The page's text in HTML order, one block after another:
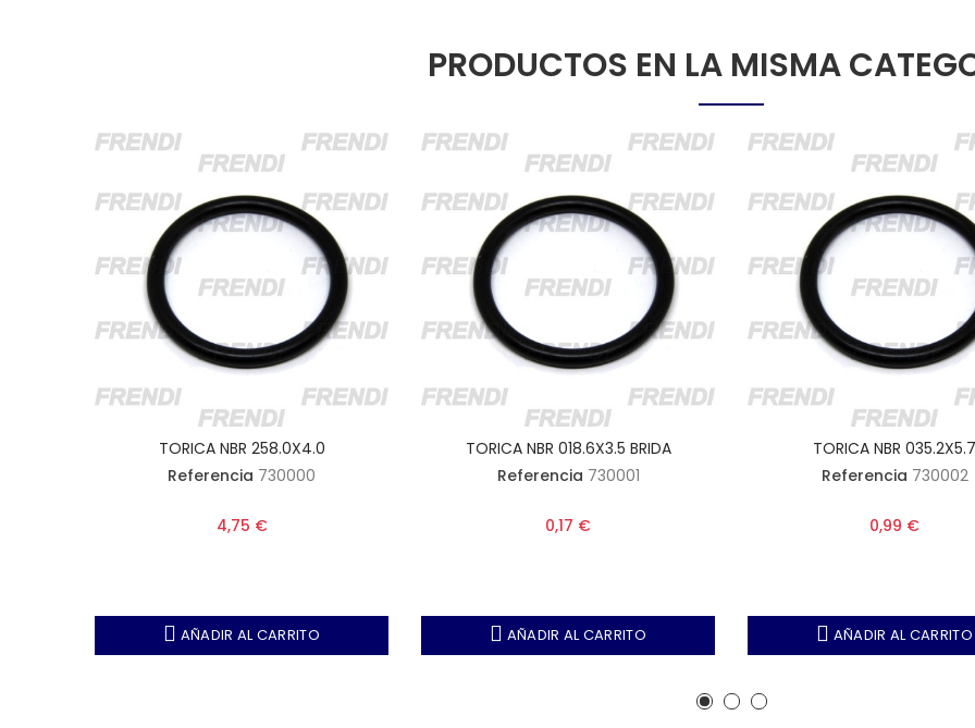
PRODUCTOS EN LA MISMA
TORICA NBR 258.0X4.0
Referencia 730000
4,75 €
AÑADIR AL CARRITO
TORICA NBR 018.6X3.5 BRIDA
Referencia 730001
0,17 €
AÑADIR AL CARRITO
TORICA NBR 035.2X5.7
Referencia 730002
0,99 €
AÑADIR AL CARRITO